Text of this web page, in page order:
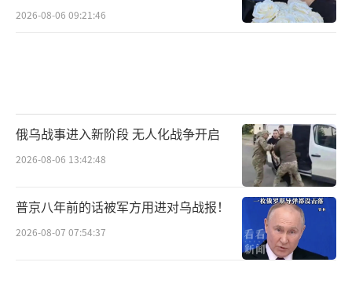
2026-08-06 09:21:46
俄乌战事进入新阶段 无人化战争开启
2026-08-06 13:42:48
普京八年前的话被军方用进对乌战报！
2026-08-07 07:54:37